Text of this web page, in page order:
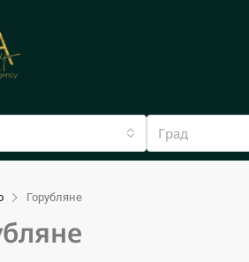
Град
Горубляне